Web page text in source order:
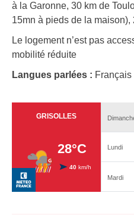
à la Garonne, 30 km de
15mn à pieds de la maison),
Le logement n’est pas
mobilité réduite
Langues parlées : Français